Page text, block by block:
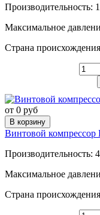
Производительность:
Максимальное
Страна
от 0 руб
В корзину
Винтовой
Производительность:
Максимальное
Страна